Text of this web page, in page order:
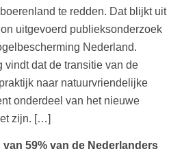
te redden. Dat blijkt uit
uitgevoerd publieksonderzoek
Nederland.
vindt dat de transitie van de
naar natuurvriendelijke
onderdeel van het nieuwe
zijn. […]
van 59% van de Nederlanders